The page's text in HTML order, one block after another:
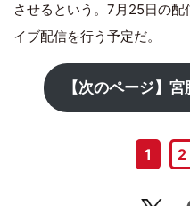
させるという。7月25日の
イブ配信を行う予定だ。
【次のページ】
1 2